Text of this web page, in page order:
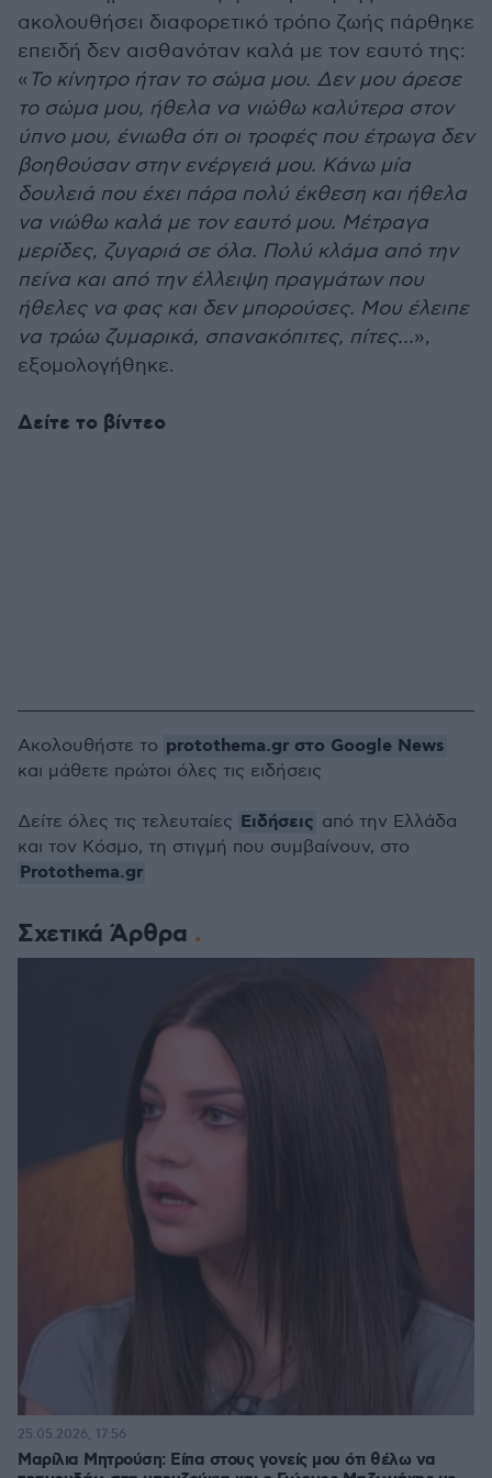
ακολουθήσει διαφορετικό τρόπο ζωής πάρθηκε
επειδή δεν αισθανόταν καλά με τον εαυτό της:
« Το κίνητρο ήταν το σώμα μου. Δεν μου άρεσε
το σώμα μου, ήθελα να νιώθω καλύτερα στον
ύπνο μου, ένιωθα ότι οι τροφές που έτρωγα δεν
βοηθούσαν στην ενέργειά μου. Κάνω μία
δουλειά που έχει πάρα πολύ έκθεση και ήθελα
να νιώθω καλά με τον εαυτό μου. Μέτραγα
μερίδες, ζυγαριά σε όλα. Πολύ κλάμα από την
πείνα και από την έλλειψη πραγμάτων που
ήθελες να φας και δεν μπορούσες. Μου έλειπε
να τρώω ζυμαρικά, σπανακόπιτες, πίτες...»,
εξομολογήθηκε.
Δείτε το βίντεο
Σχετικά Άρθρα
Μαρίλια Μητρούση: Είπα στους γονείς μου ότι θέλω να
25.05.2026, 17:56
Ακολουθήστε το protothema.gr στο Google News
και μάθετε πρώτοι όλες τις ειδήσεις
Δείτε όλες τις τελευταίες Ειδήσεις από την Ελλάδα
και τον Κόσμο, τη στιγμή που συμβαίνουν, στο
Protothema.gr